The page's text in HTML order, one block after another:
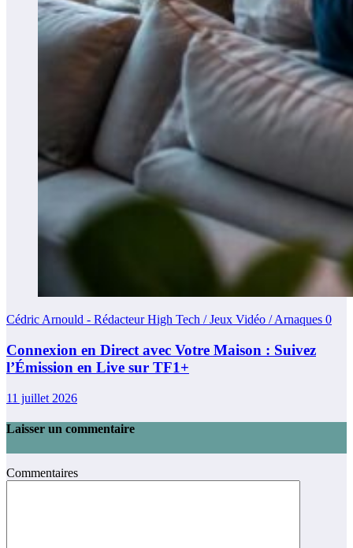
Cédric Arnould - Rédacteur High Tech / Jeux Vidéo / Arnaques 0
Connexion en Direct avec Votre Maison : Suivez
l’Émission en Live sur TF1+
11 juillet 2026
Laisser un commentaire
Commentaires